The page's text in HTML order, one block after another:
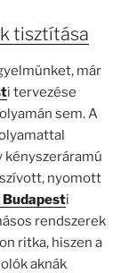
tisztítása
már
i tervezése
sem. A
kényszeráramú
nyomott
i
rendszerek
ritka, hiszen a
aknák